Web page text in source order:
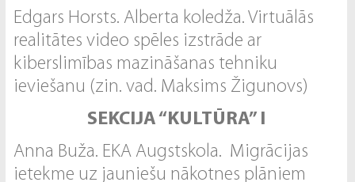
Edgars Horsts. Alberta koledža. Virtuālās
realitātes video spēles izstrāde ar
kiberslimības mazināšanas tehniku
ieviešanu (zin. vad. Maksims Žigunovs)
SEKCIJA “KULTŪRA” I
Anna Buža. EKA Augstskola. Migrācijas
ietekme uz jauniešu nākotnes plāniem